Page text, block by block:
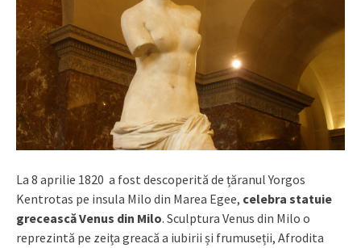
La 8 aprilie 1820 a fost descoperită de țăranul Yorgos
Kentrotas pe insula Milo din Marea Egee, celebra statuie
grecească Venus din Milo. Sculptura Venus din Milo o
reprezintă pe zeița greacă a iubirii și frumuseții, Afrodita